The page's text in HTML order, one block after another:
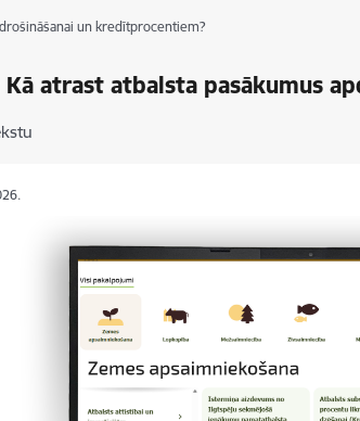
un kredītprocentiem?
Kā atrast atbalsta pasākumus